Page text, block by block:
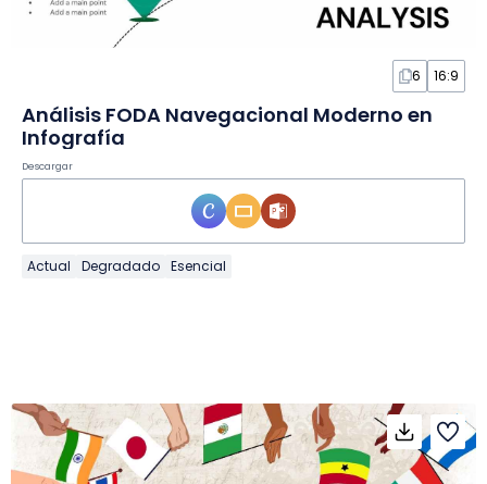
6 16:9
Análisis FODA Navegacional Moderno en
Infografía
Descargar
Actual Degradado Esencial